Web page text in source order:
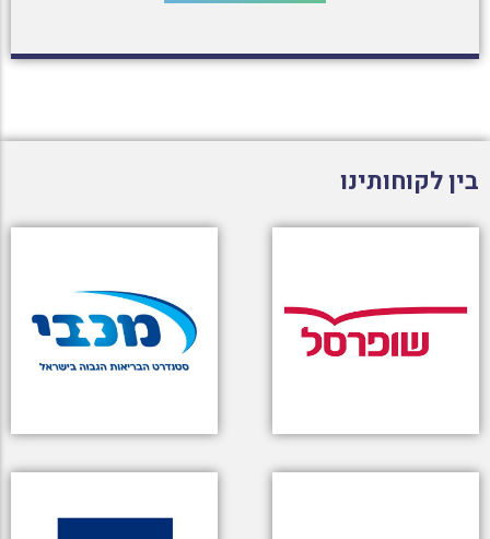
בין לקוחותינו